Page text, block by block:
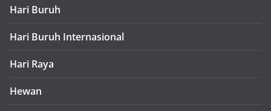
Hari Buruh
Hari Buruh Internasional
Hari Raya
Hewan